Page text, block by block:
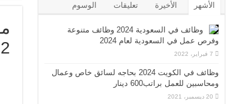
12-2020،
الأشهر الأخيرة تعليقات الوسوم
وظائف في السعودية 2024 وظائف متنوعة
وفرص عمل في السعودية لعام 2024
7 فبراير، 2022
وظائف في الكويت 2024 بحاجه لسائق خاص وعمال
ومحاسبين للعمل براتب600 دينار
20 ديسمبر، 2021